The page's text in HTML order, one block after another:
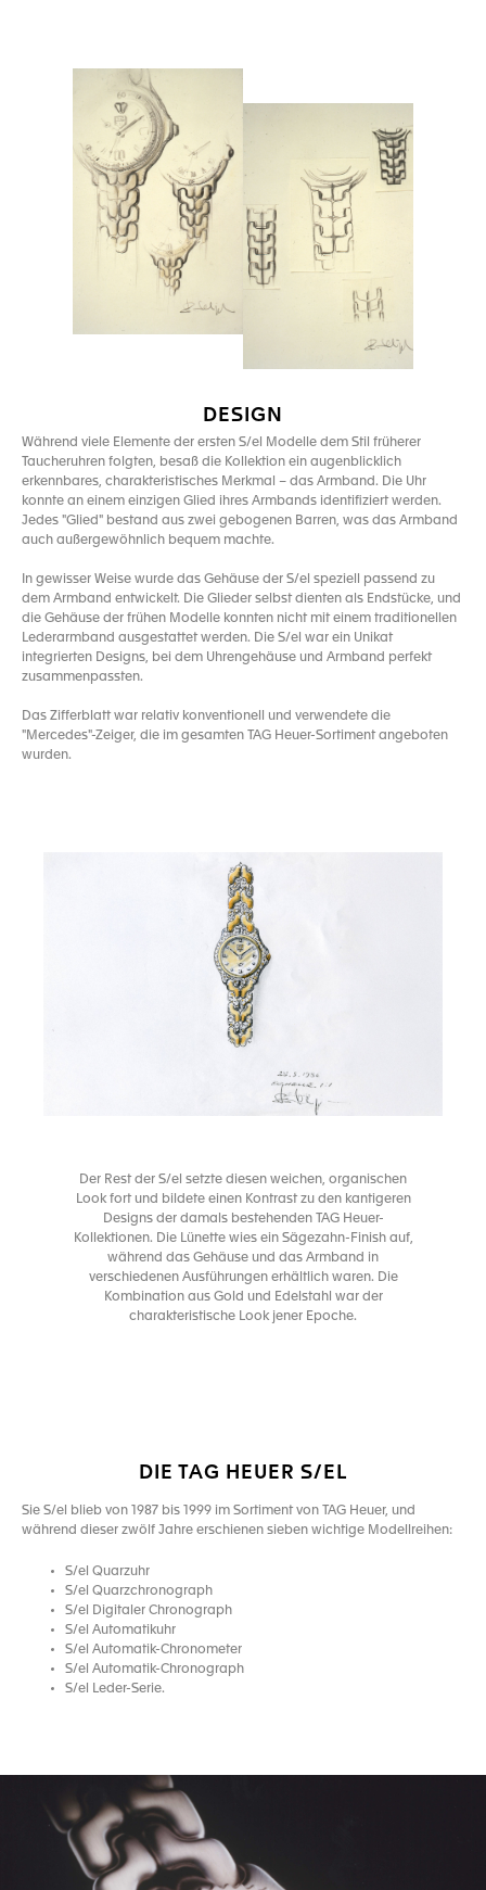
DESIGN
Während viele Elemente der ersten S/el Modelle dem Stil früherer
Taucheruhren folgten, besaß die Kollektion ein augenblicklich
erkennbares, charakteristisches Merkmal – das Armband. Die Uhr
konnte an einem einzigen Glied ihres Armbands identifiziert werden.
Jedes "Glied" bestand aus zwei gebogenen Barren, was das Armband
auch außergewöhnlich bequem machte.
In gewisser Weise wurde das Gehäuse der S/el speziell passend zu
dem Armband entwickelt. Die Glieder selbst dienten als Endstücke, und
die Gehäuse der frühen Modelle konnten nicht mit einem traditionellen
Lederarmband ausgestattet werden. Die S/el war ein Unikat
integrierten Designs, bei dem Uhrengehäuse und Armband perfekt
zusammenpassten.
Das Zifferblatt war relativ konventionell und verwendete die
"Mercedes"-Zeiger, die im gesamten TAG Heuer-Sortiment angeboten
wurden.
Der Rest der S/el setzte diesen weichen, organischen
Look fort und bildete einen Kontrast zu den kantigeren
Designs der damals bestehenden TAG Heuer-
Kollektionen. Die Lünette wies ein Sägezahn-Finish auf,
während das Gehäuse und das Armband in
verschiedenen Ausführungen erhältlich waren. Die
Kombination aus Gold und Edelstahl war der
charakteristische Look jener Epoche.
DIE TAG HEUER S/EL
Sie S/el blieb von 1987 bis 1999 im Sortiment von TAG Heuer, und
während dieser zwölf Jahre erschienen sieben wichtige Modellreihen:
S/el Quarzuhr
S/el Quarzchronograph
S/el Digitaler Chronograph
S/el Automatikuhr
S/el Automatik-Chronometer
S/el Automatik-Chronograph
S/el Leder-Serie.